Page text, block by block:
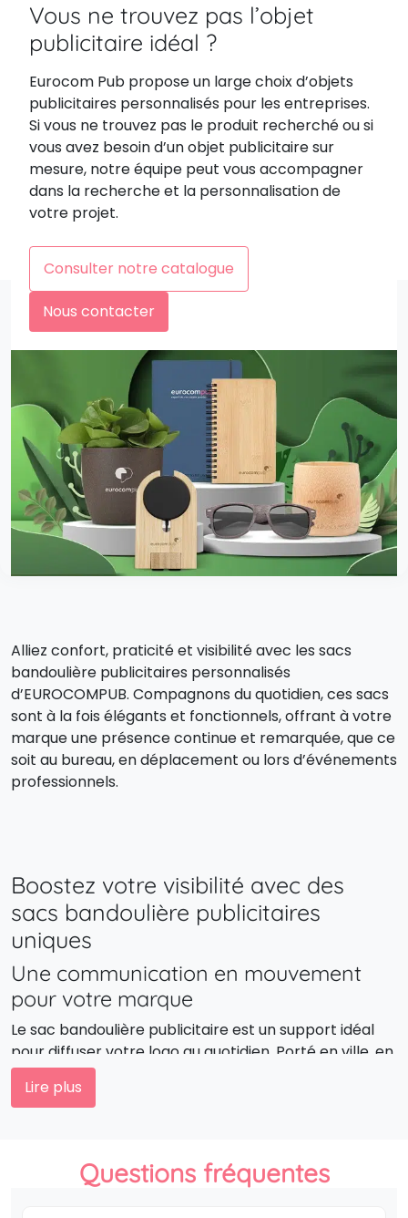
Vous ne trouvez pas l’objet
publicitaire idéal ?
Eurocom Pub propose un large choix d’objets
publicitaires personnalisés pour les entreprises.
Si vous ne trouvez pas le produit recherché ou si
vous avez besoin d’un objet publicitaire sur
mesure, notre équipe peut vous accompagner
dans la recherche et la personnalisation de
votre projet.
Consulter notre catalogue
Nous contacter
Alliez confort, praticité et visibilité avec les sacs
bandoulière publicitaires personnalisés
d’EUROCOMPUB. Compagnons du quotidien, ces sacs
sont à la fois élégants et fonctionnels, offrant à votre
marque une présence continue et remarquée, que ce
soit au bureau, en déplacement ou lors d’événements
professionnels.
Boostez votre visibilité avec des
sacs bandoulière publicitaires
uniques
Une communication en mouvement
pour votre marque
Le sac bandoulière publicitaire est un support idéal
pour diffuser votre logo au quotidien. Porté en ville, en
voyage ou dans les transports, il garantit une visibilité
constante de votre marque, tout en offrant une
stratégie marketing.
Lire plus
Questions fréquentes